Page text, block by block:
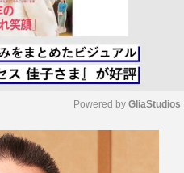
Powered by GliaStudios